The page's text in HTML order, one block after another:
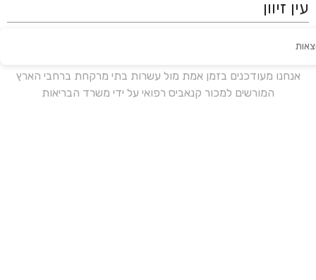
אנחנו מעודכנים בזמן אמת מול עשרות בתי מרקחת ברחבי הארץ
המורשים למכור קנאביס רפואי על ידי משרד הבריאות